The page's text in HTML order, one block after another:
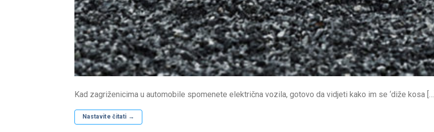
Kad zagriženicima u automobile spomenete električna vozila, gotovo da vidjeti kako im se ‘diže kosa […]
Nastavite čitati →